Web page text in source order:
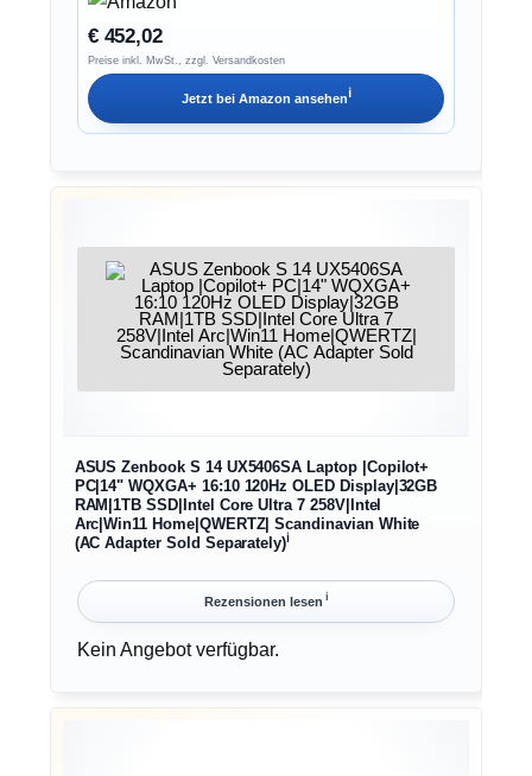
€ 452,02
Preise inkl. MwSt., zzgl. Versandkosten
Jetzt bei Amazon ansehenℹ︎
ASUS Zenbook S 14 UX5406SA Laptop |Copilot+
PC|14" WQXGA+ 16:10 120Hz OLED Display|32GB
RAM|1TB SSD|Intel Core Ultra 7 258V|Intel
Arc|Win11 Home|QWERTZ| Scandinavian White
(AC Adapter Sold Separately)ℹ︎
Rezensionen lesen ℹ︎
Kein Angebot verfügbar.